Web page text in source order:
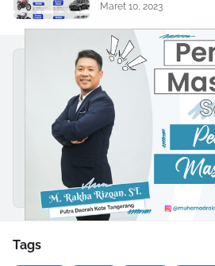
Maret 10, 2023
Tags